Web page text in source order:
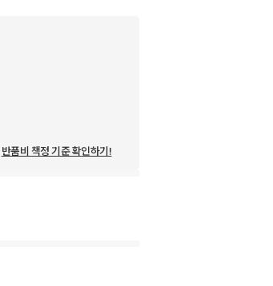
반품비 책정 기준 확인하기!